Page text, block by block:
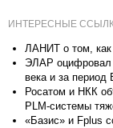
ИНТЕРЕСНЫЕ
ЛАНИТ о том, как
ЭЛАР оцифровал
века и за период
Росатом и НКК
PLM-системы
«Базис» и Fplus